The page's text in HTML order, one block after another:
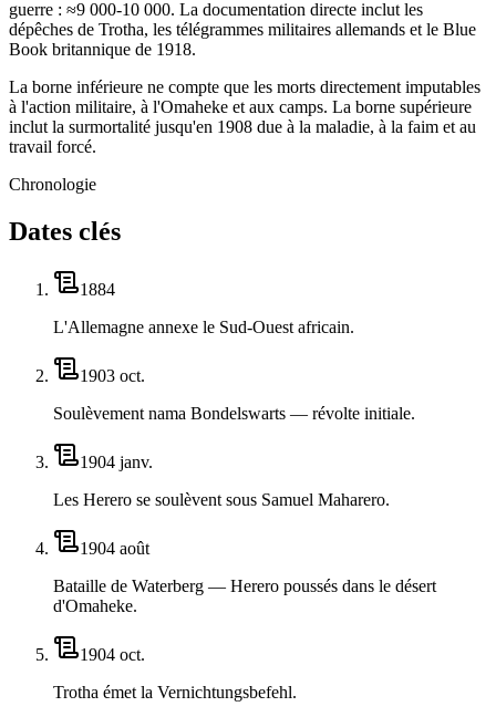
guerre : ≈9 000-10 000. La documentation directe inclut les
dépêches de Trotha, les télégrammes militaires allemands et le Blue
Book britannique de 1918.
La borne inférieure ne compte que les morts directement imputables
à l'action militaire, à l'Omaheke et aux camps. La borne supérieure
inclut la surmortalité jusqu'en 1908 due à la maladie, à la faim et au
travail forcé.
Chronologie
Dates clés
1884
L'Allemagne annexe le Sud-Ouest africain.
1903 oct.
Soulèvement nama Bondelswarts — révolte initiale.
1904 janv.
Les Herero se soulèvent sous Samuel Maharero.
1904 août
Bataille de Waterberg — Herero poussés dans le désert
d'Omaheke.
1904 oct.
Trotha émet la Vernichtungsbefehl.